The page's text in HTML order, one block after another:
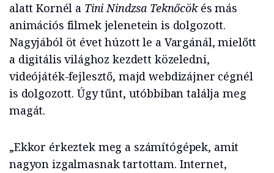
alatt Kornél a Tini Nindzsa Teknőcökés más
animációs filmek jelenetein is dolgozott.
Nagyjából öt évet húzott le a Vargánál, mielőtt
a digitális világhoz kezdett közeledni,
videójáték-fejlesztő, majd webdizájner cégnél
is dolgozott. Úgy tűnt, utóbbiban találja meg
magát.
„Ekkor érkeztek meg a számítógépek, amit
nagyon izgalmasnak tartottam. Internet,